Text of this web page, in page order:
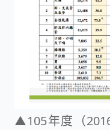
▲105年度（